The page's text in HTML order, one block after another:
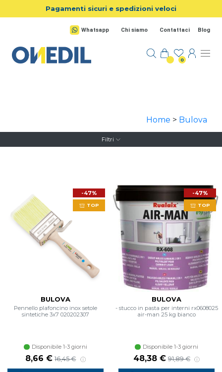
Salta al contenuto principale
Pagamenti sicuri e spedizioni veloci
Whatsapp Chi siamo Contattaci Blog
0
Home > Bulova
Filtri
-47%
TOP
BULOVA
Pennello plafoncino inox setole
sintetiche 3x7 020202307
Disponibile 1-3 giorni
8,66 € 16,45 €
-47%
TOP
BULOVA
- stucco in pasta per interni rx0608025
air-man 25 kg bianco
Disponibile 1-3 giorni
48,38 € 91,89 €